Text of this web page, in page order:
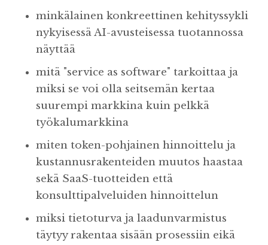
minkälainen konkreettinen kehityssykli
nykyisessä AI-avusteisessa tuotannossa
näyttää
mitä "service as software" tarkoittaa ja
miksi se voi olla seitsemän kertaa
suurempi markkina kuin pelkkä
työkalumarkkina
miten token-pohjainen hinnoittelu ja
kustannusrakenteiden muutos haastaa
sekä SaaS-tuotteiden että
konsulttipalveluiden hinnoittelun
miksi tietoturva ja laadunvarmistus
täytyy rakentaa sisään prosessiin eikä